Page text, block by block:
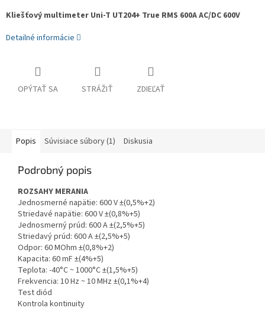
Kliešťový multimeter Uni-T UT204+ True RMS 600A AC/DC 600V
Detailné informácie
OPÝTAŤ SA STRÁŽIŤ ZDIEĽAŤ
Popis Súvisiace súbory (1) Diskusia
Podrobný popis
ROZSAHY MERANIA
Jednosmerné napätie: 600 V ±(0,5%+2)
Striedavé napätie: 600 V ±(0,8%+5)
Jednosmerný prúd: 600 A ±(2,5%+5)
Striedavý prúd: 600 A ±(2,5%+5)
Odpor: 60 MOhm ±(0,8%+2)
Kapacita: 60 mF ±(4%+5)
Teplota: -40°C ~ 1000°C ±(1,5%+5)
Frekvencia: 10 Hz ~ 10 MHz ±(0,1%+4)
Test diód
Kontrola kontinuity